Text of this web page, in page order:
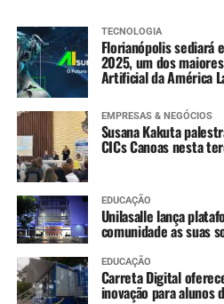
TECNOLOGIA
Florianópolis sediará
2025, um dos
Artificial da América
EMPRESAS & NEGÓCIOS
Susana Kakuta
CICs Canoas nesta
EDUCAÇÃO
Unilasalle lança
comunidade as suas
EDUCAÇÃO
Carreta Digital
inovação para alunos